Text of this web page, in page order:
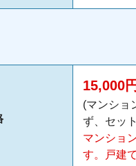
15,000円
(マンショ
ず、セッ
マンショ
す。戸建